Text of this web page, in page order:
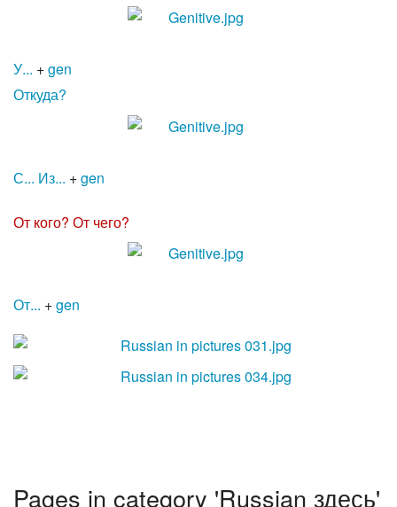
У... +gen
Откуда?
С... Из... +gen
От кого? От чего?
От... +gen
Pages in category 'Russian здесь'